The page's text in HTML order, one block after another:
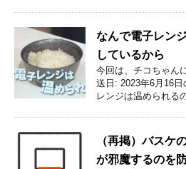
なんで電子レン
しているから
今回は、チコちゃ
送日: 2023年6月16
レンジは温められる
（再掲）バスケ
が邪魔するのを